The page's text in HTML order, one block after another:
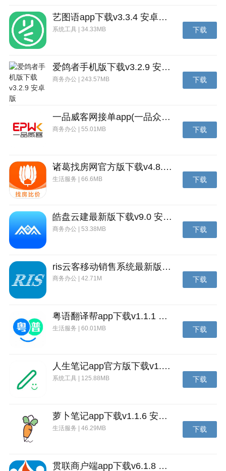
艺图语app下载v3.3.4 安卓免费版
系统工具 | 34.33MB 下载
爱鸽者手机版下载v3.2.9 安卓版
商务办公 | 243.57MB 下载
一品威客网接单app(一品众包)下载v2.7.1 安卓最新版
商务办公 | 55.01MB 下载
诸葛找房网官方版下载v4.8.1.1 安卓最新版
生活服务 | 66.6MB 下载
皓盘云建最新版下载v9.0 安卓版
商务办公 | 53.38MB 下载
ris云客移动销售系统最新版下载v1.1.25 安卓手机版
商务办公 | 42.71M 下载
粤语翻译帮app下载v1.1.1 安卓版
生活服务 | 60.01MB 下载
人生笔记app官方版下载v1.19.4 安卓版
系统工具 | 125.88MB 下载
萝卜笔记app下载v1.1.6 安卓版
生活服务 | 46.29MB 下载
贯联商户端app下载v6.1.8 安卓版